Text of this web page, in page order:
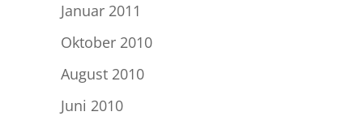
Januar 2011
Oktober 2010
August 2010
Juni 2010